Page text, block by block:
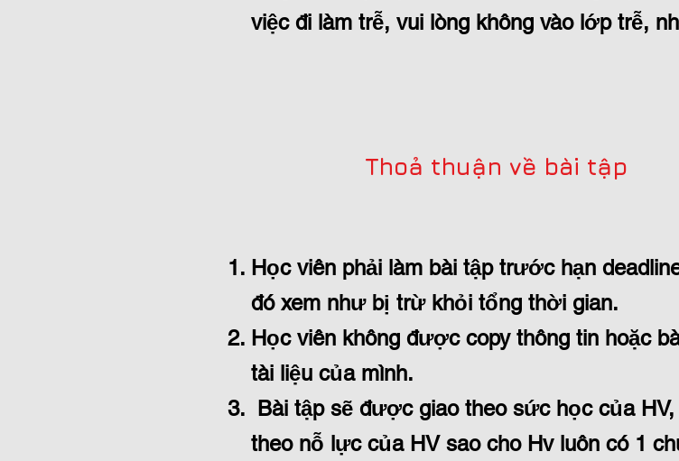
việc đi làm trễ, vui lòng không vào lớp trễ,
Thoả thuận về bài tập
Học viên phải làm bài tập trước hạn
đó xem như bị trừ khỏi tổng thời gian.
Học viên không được copy thông tin hoặc
tài liệu của mình.
Bài tập sẽ được giao theo sức học của
theo nỗ lực của HV sao cho Hv luôn có 1